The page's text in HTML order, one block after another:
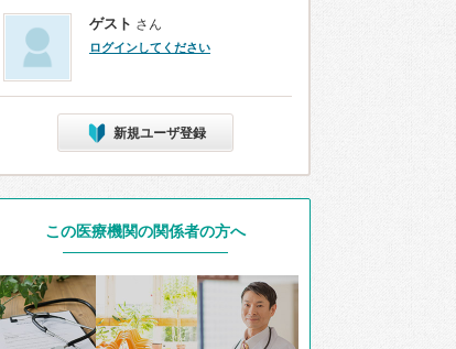
ゲスト さん
ログインしてください
新規ユーザ登録
この医療機関の関係者の方へ